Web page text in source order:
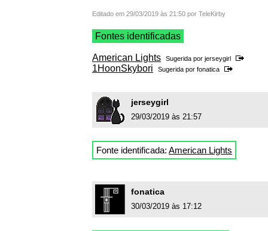
Editado em 29/03/2019 às 21:50 por TeleKirby
Fontes identificadas
American Lights Sugerida por jerseygirl
1HoonSkybori Sugerida por fonatica
jerseygirl
29/03/2019 às 21:57
Fonte identificada: American Lights
fonatica
30/03/2019 às 17:12